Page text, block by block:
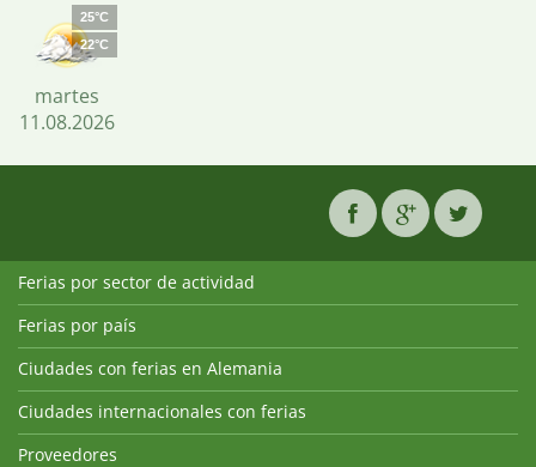
25°C
22°C
martes
11.08.2026
Ferias por sector de actividad
Ferias por país
Ciudades con ferias en Alemania
Ciudades internacionales con ferias
Proveedores